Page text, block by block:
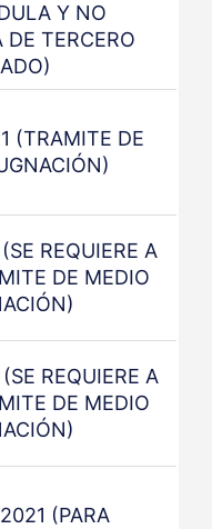
Y NO
DE TERCERO
(TRAMITE DE
REQUIERE A
DE MEDIO
REQUIERE A
DE MEDIO
(PARA